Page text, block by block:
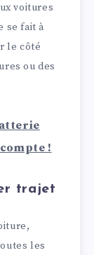
voitures
se fait à
le côté
ou des
!
trajet
les